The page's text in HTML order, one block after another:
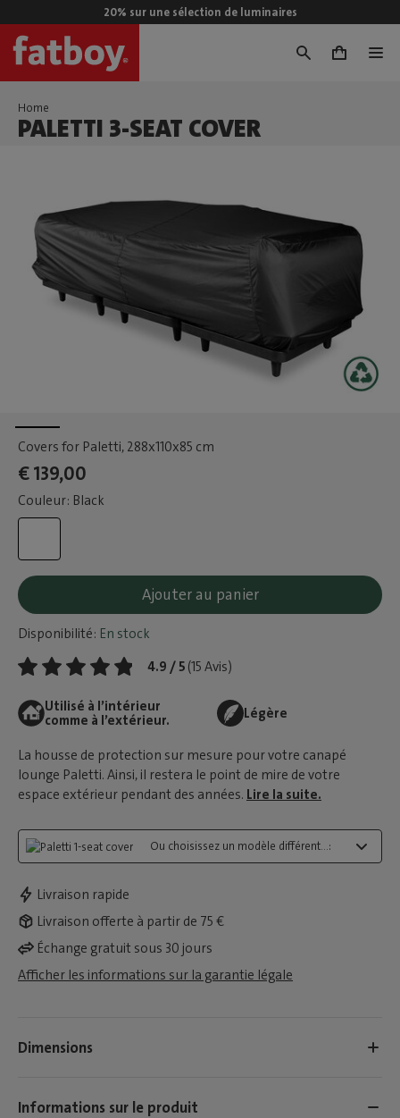
20% sur une sélection de luminaires
0
Home
PALETTI 3-SEAT COVER
Covers for Paletti, 288x110x85 cm
€ 139,00
Couleur: Black
Ajouter au panier
Disponibilité: En stock
4.9 / 5 (15 Avis)
Utilisé à l’intérieur
comme à l’extérieur.
Légère
La housse de protection sur mesure pour votre canapé
lounge Paletti. Ainsi, il restera le point de mire de votre
espace extérieur pendant des années. Lire la suite.
Ou choisissez un modèle différent...:
Livraison rapide
Livraison offerte à partir de 75 €
Échange gratuit sous 30 jours
Afficher les informations sur la garantie légale
Dimensions
Informations sur le produit